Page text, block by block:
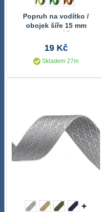
Popruh na vodítko /
obojek šíře 15 mm
19 Kč
Skladem 27m
+